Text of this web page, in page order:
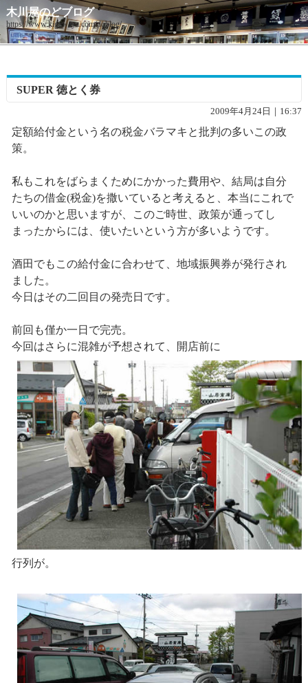
木川屋のどブログ
https://www.kigawaya.com/doblog/
SUPER 徳とく券
2009年4月24日｜16:37
定額給付金という名の税金バラマキと批判の多いこの政
策。
私もこれをばらまくためにかかった費用や、結局は自分
たちの借金(税金)を撒いていると考えると、本当にこれで
いいのかと思いますが、このご時世、政策が通ってし
まったからには、使いたいという方が多いようです。
酒田でもこの給付金に合わせて、地域振興券が発行され
ました。
今日はその二回目の発売日です。
前回も僅か一日で完売。
今回はさらに混雑が予想されて、開店前に
行列が。